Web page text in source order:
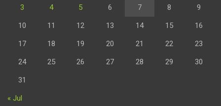
3 4 5 6 7 8 9
10 11 12 13 14 15 16
17 18 19 20 21 22 23
24 25 26 27 28 29 30
31
« Jul